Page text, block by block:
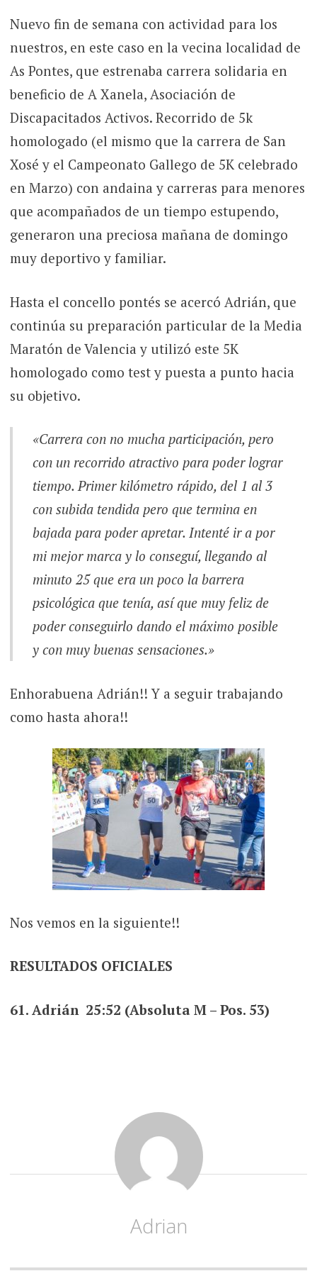
Nuevo fin de semana con actividad para los
nuestros, en este caso en la vecina localidad de
As Pontes, que estrenaba carrera solidaria en
beneficio de A Xanela, Asociación de
Discapacitados Activos. Recorrido de 5k
homologado (el mismo que la carrera de San
Xosé y el Campeonato Gallego de 5K celebrado
en Marzo) con andaina y carreras para menores
que acompañados de un tiempo estupendo,
generaron una preciosa mañana de domingo
muy deportivo y familiar.
Hasta el concello pontés se acercó Adrián, que
continúa su preparación particular de la Media
Maratón de Valencia y utilizó este 5K
homologado como test y puesta a punto hacia
su objetivo.
«Carrera con no mucha participación, pero
con un recorrido atractivo para poder lograr
tiempo. Primer kilómetro rápido, del 1 al 3
con subida tendida pero que termina en
bajada para poder apretar. Intenté ir a por
mi mejor marca y lo conseguí, llegando al
minuto 25 que era un poco la barrera
psicológica que tenía, así que muy feliz de
poder conseguirlo dando el máximo posible
y con muy buenas sensaciones.»
Enhorabuena Adrián!! Y a seguir trabajando
como hasta ahora!!
Nos vemos en la siguiente!!
RESULTADOS OFICIALES
61. Adrián 25:52 (Absoluta M– Pos. 53)
Adrian